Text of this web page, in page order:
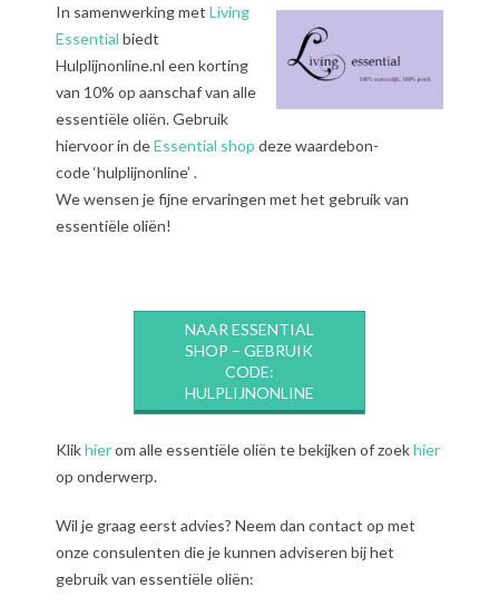
In samenwerking met Living
Essential biedt
Hulplijnonline.nl een korting
van 10% op aanschaf van alle
essentiële oliën. Gebruik
hiervoor in deEssential shop deze waardebon-
code ‘hulplijnonline’ .
We wensen je fijne ervaringen met het gebruik van
essentiële oliën!
NAAR ESSENTIAL
SHOP – GEBRUIK
CODE:
HULPLIJNONLINE
Klikhierom alle essentiële oliën te bekijken of zoekhier
op onderwerp.
Wil je graag eerst advies? Neem dan contact op met
onze consulenten die je kunnen adviseren bij het
gebruik van essentiële oliën: